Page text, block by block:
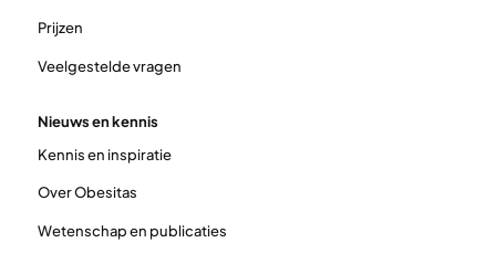
Prijzen
Veelgestelde vragen
Nieuws en kennis
Kennis en inspiratie
Over Obesitas
Wetenschap en publicaties